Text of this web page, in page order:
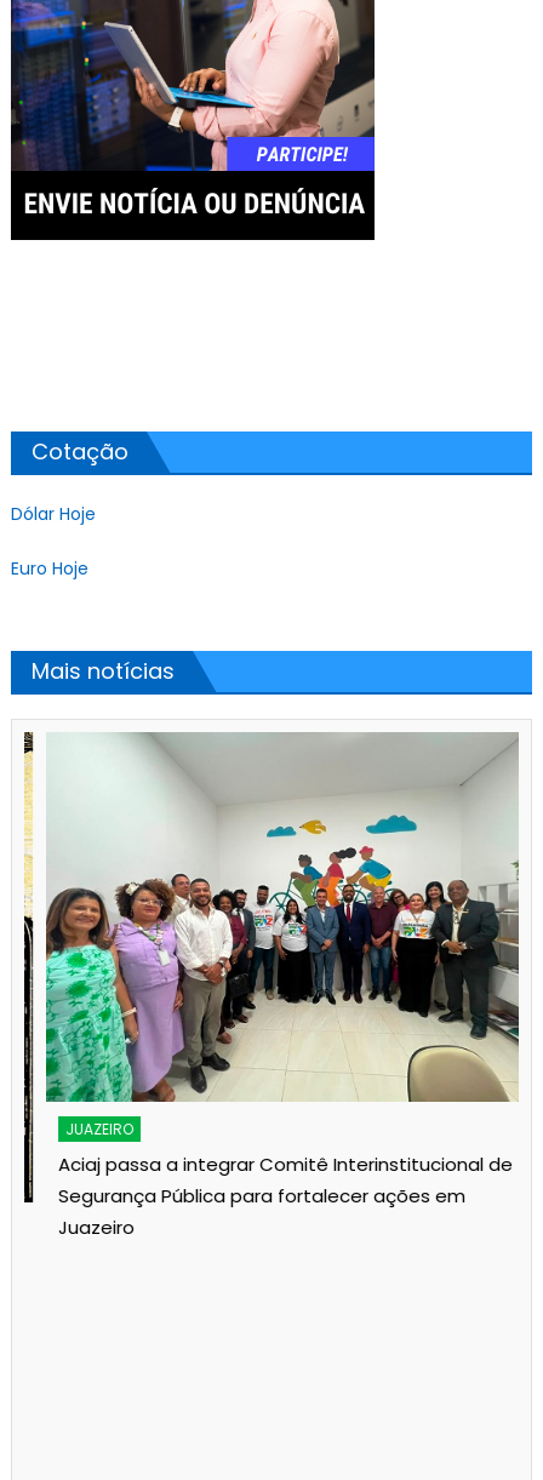
Cotação
Dólar Hoje
Euro Hoje
Mais notícias
JUAZEIRO
Aciaj passa a integrar Comitê Interinstitucional de
Segurança Pública para fortalecer ações em
Juazeiro